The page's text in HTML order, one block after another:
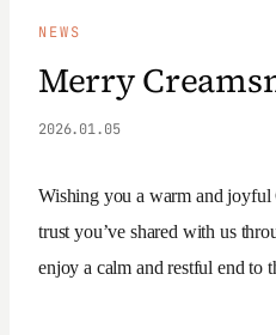
NEWS
Merry
2026.01.05
Wishing you a warm and
trust you’ve shared with us
enjoy a calm and restful end to